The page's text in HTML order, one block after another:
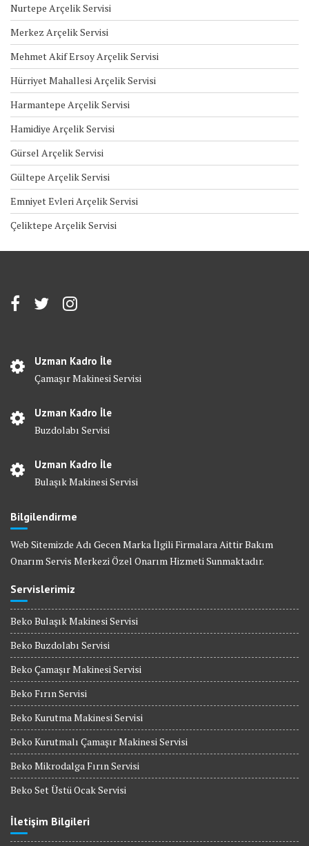
Nurtepe Arçelik Servisi
Merkez Arçelik Servisi
Mehmet Akif Ersoy Arçelik Servisi
Hürriyet Mahallesi Arçelik Servisi
Harmantepe Arçelik Servisi
Hamidiye Arçelik Servisi
Gürsel Arçelik Servisi
Gültepe Arçelik Servisi
Emniyet Evleri Arçelik Servisi
Çeliktepe Arçelik Servisi
Uzman Kadro İle
Çamaşır Makinesi Servisi
Uzman Kadro İle
Buzdolabı Servisi
Uzman Kadro İle
Bulaşık Makinesi Servisi
Bilgilendirme
Web Sitemizde Adı Gecen Marka İlgili Firmalara Aittir Bakım
Onarım Servis Merkezi Özel Onarım Hizmeti Sunmaktadır.
Servislerimiz
Beko Bulaşık Makinesi Servisi
Beko Buzdolabı Servisi
Beko Çamaşır Makinesi Servisi
Beko Fırın Servisi
Beko Kurutma Makinesi Servisi
Beko Kurutmalı Çamaşır Makinesi Servisi
Beko Mikrodalga Fırın Servisi
Beko Set Üstü Ocak Servisi
İletişim Bilgileri